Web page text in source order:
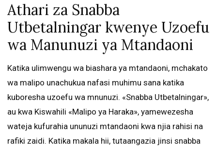
Athari za Snabba
Utbetalningar kwenye Uzoefu
wa Manunuzi ya Mtandaoni
Katika ulimwengu wa biashara ya mtandaoni, mchakato
wa malipo unachukua nafasi muhimu sana katika
kuboresha uzoefu wa mnunuzi. «Snabba Utbetalningar»,
au kwa Kiswahili «Malipo ya Haraka», yamewezesha
wateja kufurahia ununuzi mtandaoni kwa njia rahisi na
rafiki zaidi. Katika makala hii, tutaangazia jinsi snabba